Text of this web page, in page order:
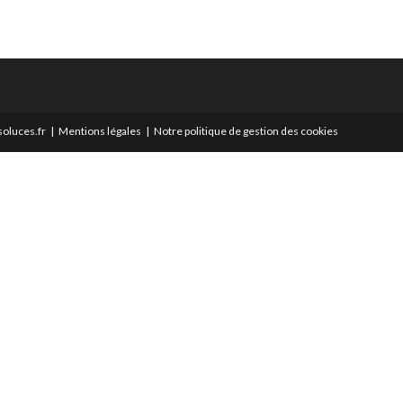
Mentions légales Notre politique de gestion des cookies